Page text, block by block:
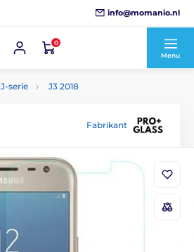
info@momanio.nl
0
Menu
J-serie J3 2018
Fabrikant